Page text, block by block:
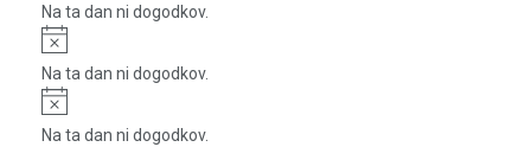
Na ta dan ni dogodkov.
Notice
Na ta dan ni dogodkov.
Notice
Na ta dan ni dogodkov.